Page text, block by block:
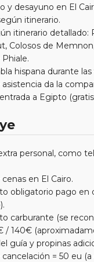
y desayuno en El
itinerario.
itinerario detallado:
Colosos de
hispana durante las
da la
a Egipto
personal, como
en El Cairo.
obligatorio pago en
carburante (se
/ 140€
guía y propinas
= 50 eu